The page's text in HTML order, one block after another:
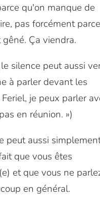
qu'on manque de
pas forcément parce
Ça viendra.
silence peut aussi
à parler devant les
Feriel, je peux parler
en réunion. »)
peut aussi
que vous êtes
et que vous ne
en général.